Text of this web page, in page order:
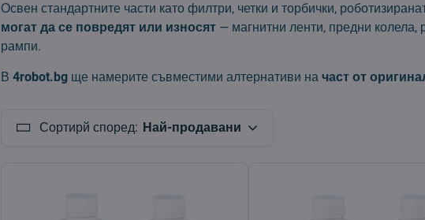
Освен стандартните части като филтри, четки и торбички,
могат да се повредят или износят — магнитни ленти, предни колела,
рампи.
В4robot.bg ще намерите съвместими алтернативи начаст от
Сортирй според: Най-продавани